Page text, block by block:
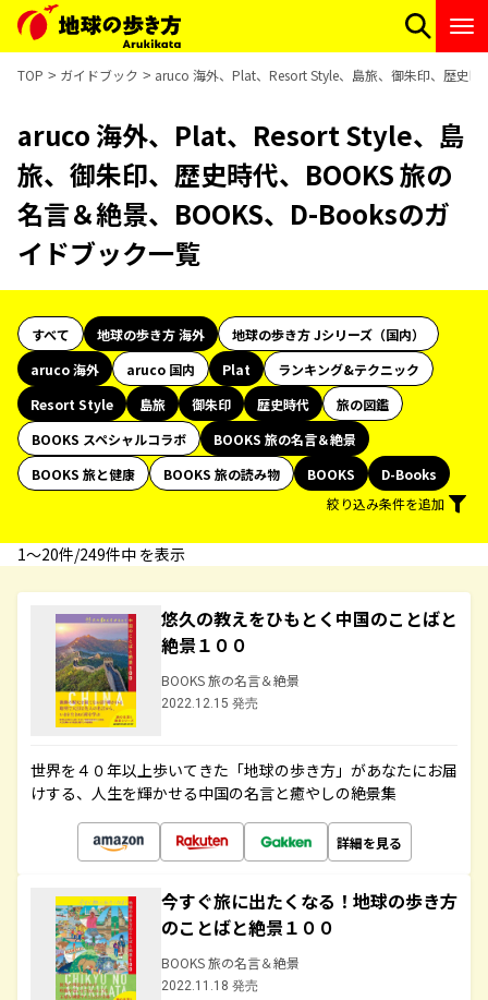
TOP ガイドブック aruco 海外、Plat、Resort Style、島旅、御朱印、歴史
aruco 海外、Plat、Resort Style、島
旅、御朱印、歴史時代、BOOKS 旅の
名言＆絶景、BOOKS、D-Booksのガ
イドブック一覧
すべて 地球の歩き方 海外
地球の歩き方 Jシリーズ（国内）
aruco 海外
aruco 国内 Plat
ランキング&テクニック
Resort Style
島旅 御朱印 歴史時代
旅の図鑑
BOOKS スペシャルコラボ
BOOKS 旅の名言＆絶景
BOOKS 旅と健康
BOOKS 旅の読み物 BOOKS
D-Books
絞り込み条件を追加
1〜20件/249件中 を表示
悠久の教えをひもとく中国のことばと
絶景１００
BOOKS 旅の名言＆絶景
2022.12.15 発売
世界を４０年以上歩いてきた「地球の歩き方」があなたにお届
けする、人生を輝かせる中国の名言と癒やしの絶景集
詳細を見る
今すぐ旅に出たくなる！地球の歩き方
のことばと絶景１００
BOOKS 旅の名言＆絶景
2022.11.18 発売